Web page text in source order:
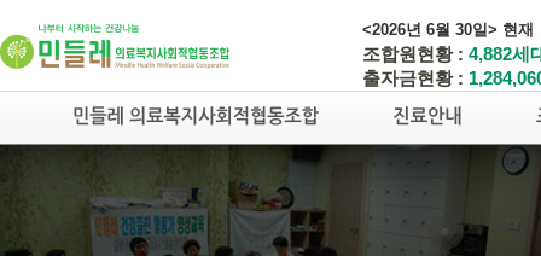
<2026년 6월 30일> 현재
조합원현황 : 4,882세
출자금현황 :